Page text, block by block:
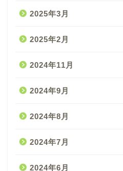
2025年3月
2025年2月
2024年11月
2024年9月
2024年8月
2024年7月
2024年6月